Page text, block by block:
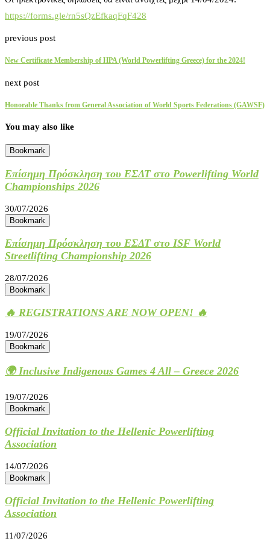
https://forms.gle/rn5sQzEfkaqFqF428
previous post
New Certificate Membership of HPA (World Powerlifting Greece) for the 2024!
next post
Honorable Thanks from General Association of World Sports Federations (GAWSF)
You may also like
Bookmark
Επίσημη Πρόσκληση του ΕΣΔΤ στο Powerlifting World
Championships 2026
30/07/2026
Bookmark
Επίσημη Πρόσκληση του ΕΣΔΤ στο ISF World
Streetlifting Championship 2026
28/07/2026
Bookmark
🔥 REGISTRATIONS ARE NOW OPEN! 🔥
19/07/2026
Bookmark
🌍 Inclusive Indigenous Games 4 All – Greece 2026
19/07/2026
Bookmark
Official Invitation to the Hellenic Powerlifting
Association
14/07/2026
Bookmark
Official Invitation to the Hellenic Powerlifting
Association
11/07/2026